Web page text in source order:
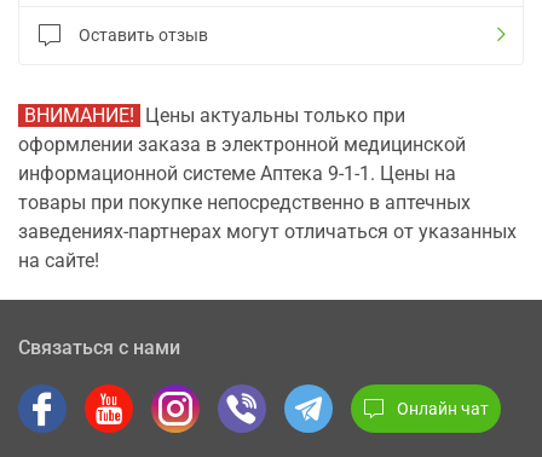
Оставить отзыв
ВНИМАНИЕ! Цены актуальны только при
оформлении заказа в электронной медицинской
информационной системе Аптека 9-1-1. Цены на
товары при покупке непосредственно в аптечных
заведениях-партнерах могут отличаться от указанных
на сайте!
Связаться с нами
Онлайн чат